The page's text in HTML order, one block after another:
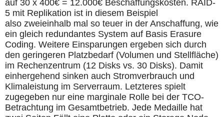
auf 30 x 400€ = 12.000€ Beschaffungskosten. RAID-
5 mit Replikation ist in diesem Beispiel
also zweieinhalb mal so teuer in der Anschaffung, wie
ein gleich redundantes System auf Basis Erasure
Coding. Weitere Einsparungen ergeben sich durch
den geringeren Platzbedarf (Volumen und Stellfläche)
im Rechenzentrum (12 Disks vs. 30 Disks). Damit
einhergehend sinken auch Stromverbrauch und
Klimaleistung im Serverraum. Letzteres spielt
zugegeben nur eine marginale Rolle bei der TCO-
Betrachtung im Gesamtbetrieb. Jede Medaille hat